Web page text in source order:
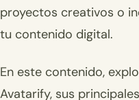
proyectos creativos o
tu contenido digital.
En este contenido,
Avatarify, sus